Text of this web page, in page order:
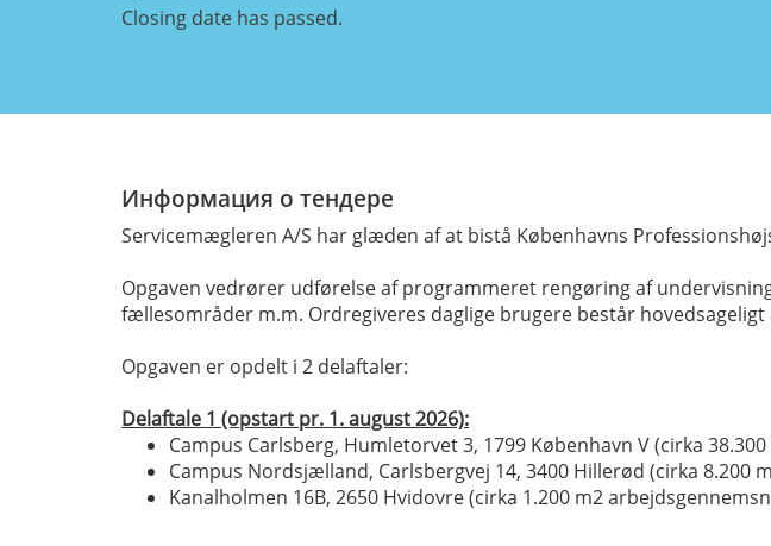
Closing date has passed.
Информация о тендере
Servicemægleren A/S har glæden af at bistå Københavns
Opgaven vedrører udførelse af programmeret rengøring af
fællesområder m.m. Ordregiveres daglige brugere består
Opgaven er opdelt i 2 delaftaler:
Delaftale 1 (opstart pr. 1. august 2026):
Campus Carlsberg, Humletorvet 3, 1799 København V (cirka
Campus Nordsjælland, Carlsbergvej 14, 3400 Hillerød (cirka 8.200
Kanalholmen 16B, 2650 Hvidovre (cirka 1.200 m2